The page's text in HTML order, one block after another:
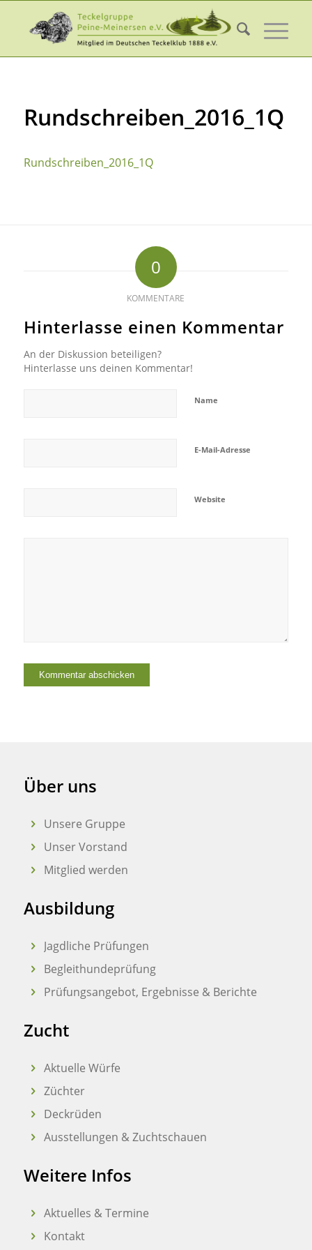
Rundschreiben_2016_1Q
Rundschreiben_2016_1Q
0
KOMMENTARE
Hinterlasse einen Kommentar
An der Diskussion beteiligen?
Hinterlasse uns deinen Kommentar!
Name
E-Mail-Adresse
Website
Über uns
Unsere Gruppe
Unser Vorstand
Mitglied werden
Ausbildung
Jagdliche Prüfungen
Begleithundeprüfung
Prüfungsangebot, Ergebnisse & Berichte
Zucht
Aktuelle Würfe
Züchter
Deckrüden
Ausstellungen & Zuchtschauen
Weitere Infos
Aktuelles & Termine
Kontakt